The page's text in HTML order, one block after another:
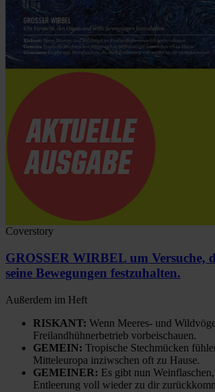
Coverstory
GROSSER WIRBEL um Versuche,
seine Bewegungen festzuhalten.
Außerdem im Heft
RISKANT: Wenn Meeres- und
Freilandhühnerbetrieb vorbeischauen.
GEMEIN: Tropische Stechmücken
Mitteleuropa inziwschen oft zu Hause.
GEMEINER: Es gibt nun
Entleerung voll wieder zu dir